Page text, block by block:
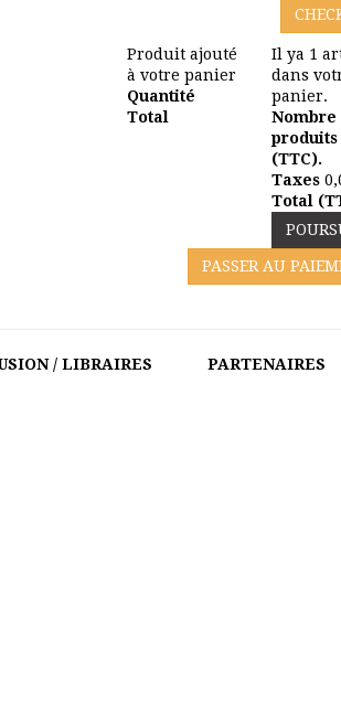
Produit ajouté
à votre panier
Quantité
Total
Il ya 1
dans
panier.
Nombre
produits
(TTC).
Taxes
Total
PASSER AU
/ LIBRAIRES PARTENAIRES